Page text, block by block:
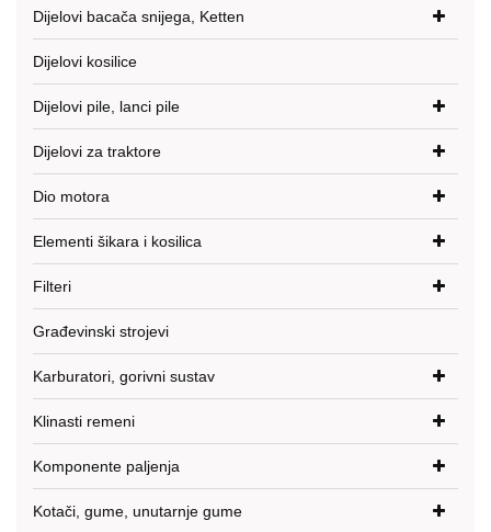
Dijelovi bacača snijega, Ketten
Dijelovi kosilice
Dijelovi pile, lanci pile
Dijelovi za traktore
Dio motora
Elementi šikara i kosilica
Filteri
Građevinski strojevi
Karburatori, gorivni sustav
Klinasti remeni
Komponente paljenja
Kotači, gume, unutarnje gume